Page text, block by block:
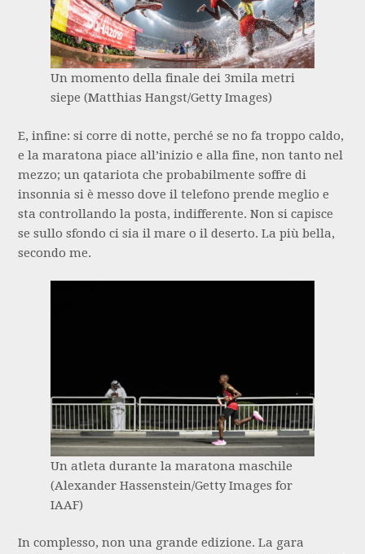
Un momento della finale dei 3mila metri
siepe (Matthias Hangst/Getty Images)
E, infine: si corre di notte, perché se no fa troppo caldo,
e la maratona piace all’inizio e alla fine, non tanto nel
mezzo; un qatariota che probabilmente soffre di
insonnia si è messo dove il telefono prende meglio e
sta controllando la posta, indifferente. Non si capisce
se sullo sfondo ci sia il mare o il deserto. La più bella,
secondo me.
Un atleta durante la maratona maschile
(Alexander Hassenstein/Getty Images for
IAAF)
In complesso, non una grande edizione. La gara